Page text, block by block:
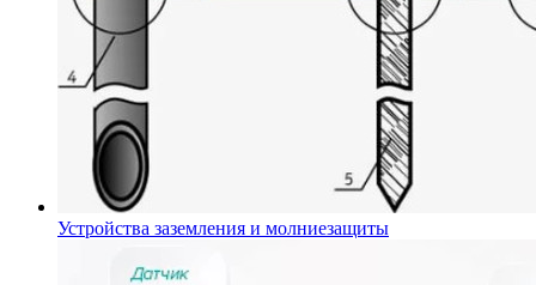
Устройства заземления и молниезащиты